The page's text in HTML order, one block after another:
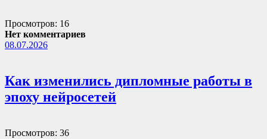
Просмотров: 16
Нет комментариев
08.07.2026
Как изменились дипломные работы в
эпоху нейросетей
Просмотров: 36